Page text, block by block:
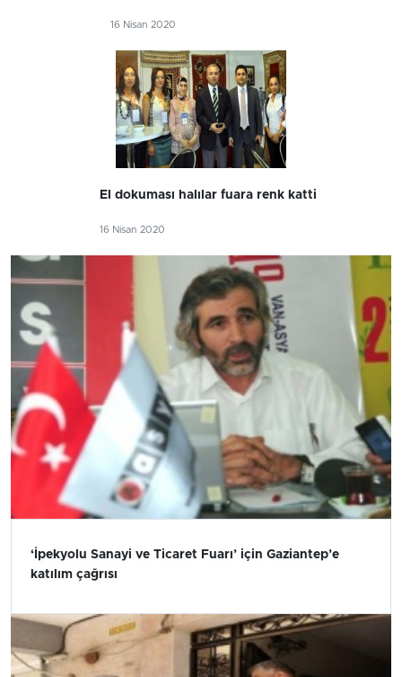
16 Nisan 2020
El dokuması halılar fuara renk katti
16 Nisan 2020
‘İpekyolu Sanayi ve Ticaret Fuarı’ için Gaziantep’e
katılım çağrısı